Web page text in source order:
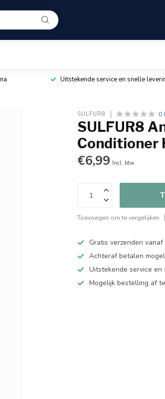
Uitstekende service en snelle
SULFUR8 0
SULFUR8
Conditioner
€6,99 Incl. btw
Toevoegen om te vergelijken
Gratis verzenden vanaf
Achteraf betalen
Uitstekende service en
Mogelijk bestelling af